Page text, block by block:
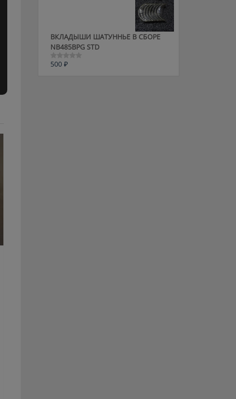
ВКЛАДЫШИ ШАТУННЬЕ В СБОРЕ
NB485BPG STD
Оценка
500 ₽